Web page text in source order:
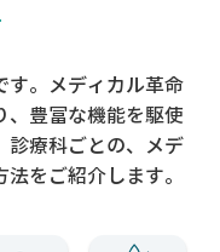
す。メディカル革命
豊富な機能を駆使
診療科ごとの、メデ
をご紹介します。